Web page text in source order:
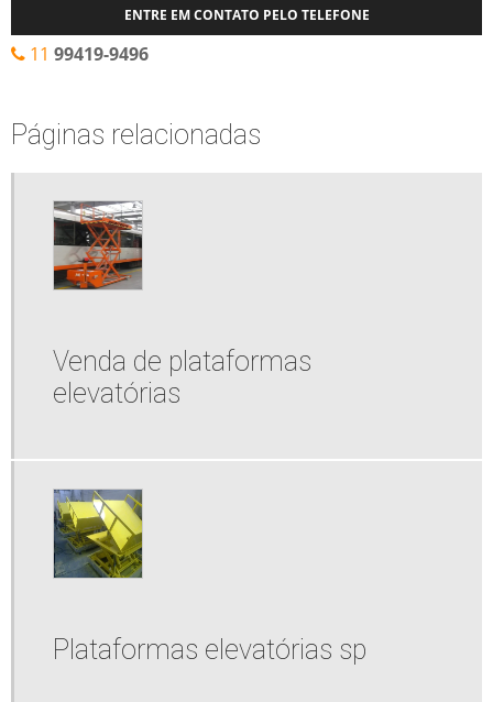
ENTRE EM CONTATO PELO TELEFONE
11 99419-9496
Páginas relacionadas
Venda de plataformas
elevatórias
Plataformas elevatórias sp